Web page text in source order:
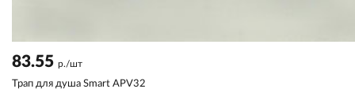
83.55 р./шт
Трап для душа Smart APV32